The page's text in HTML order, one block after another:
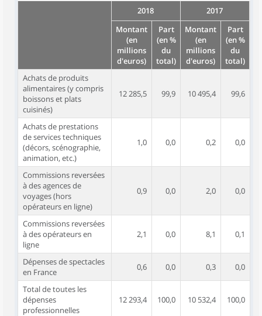
2018
2017
Montant
(en
millions
d'euros)
Part
(en %
du
total)
Montant
(en
millions
d'euros)
Part
(en %
du
total)
Achats de produits
alimentaires (y compris
boissons et plats
cuisinés)
12 285,5 99,9 10 495,4 99,6
Achats de prestations
de services techniques
(décors, scénographie,
animation, etc.)
1,0 0,0 0,2 0,0
Commissions reversées
à des agences de
voyages (hors
opérateurs en ligne)
0,9 0,0 2,0 0,0
Commissions reversées
à des opérateurs en
ligne
2,1 0,0 8,1 0,1
Dépenses de spectacles
en France
0,6 0,0 0,3 0,0
Total de toutes les
dépenses
professionnelles
12 293,4 100,0 10 532,4 100,0